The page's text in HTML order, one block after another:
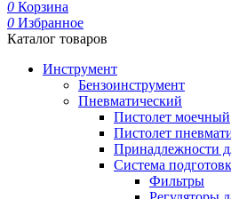
0 Корзина
0 Избранное
Каталог товаров
Инструмент
Бензоинструмент
Пневматический
Пистолет моечный
Пистолет
Принадлежности
Система
Фильтры